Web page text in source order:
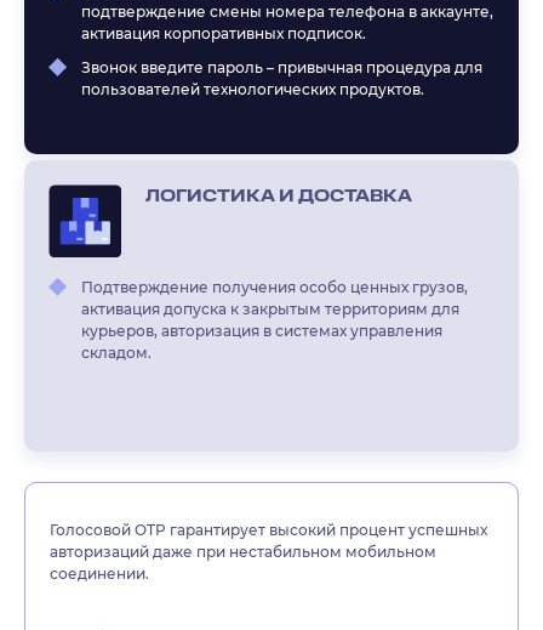
подтверждение смены номера телефона в аккаунте,
активация корпоративных подписок.
Звонок введите пароль – привычная процедура для
пользователей технологических продуктов.
ЛОГИСТИКА И ДОСТАВКА
Подтверждение получения особо ценных грузов,
активация допуска к закрытым территориям для
курьеров, авторизация в системах управления
складом.
Голосовой OTP гарантирует высокий процент успешных
авторизаций даже при нестабильном мобильном
соединении.